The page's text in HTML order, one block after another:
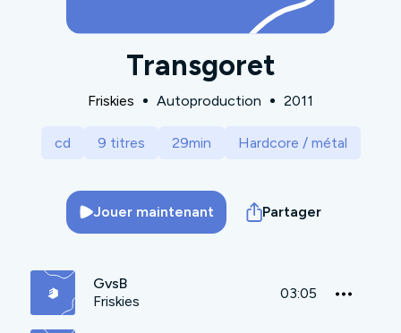
Transgoret
Friskies Autoproduction 2011
cd 9 titres 29min Hardcore / métal
Jouer maintenant Partager
GvsB
Friskies
03:05